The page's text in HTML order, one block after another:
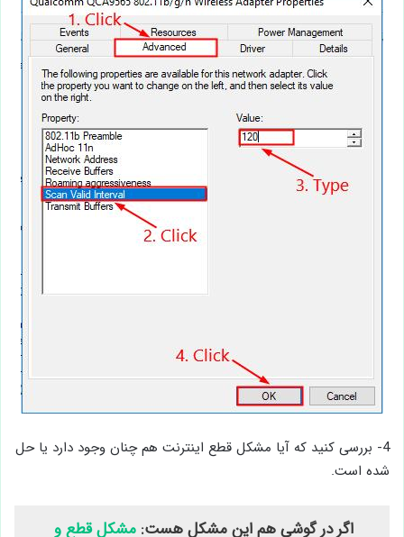
4- بررسی کنید که آیا مشکل قطع اینترنت هم چنان وجود دارد یا حل
شده است.
اگر در گوشی هم این مشکل هست: مشکل قطع و